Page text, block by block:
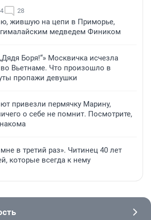
28
жившую на цепи в Приморье,
медведем Фиником
Боря!“» Москвичка исчезла
Вьетнаме. Что произошло в
пропажи девушки
привезли пермячку Марину,
о себе не помнит. Посмотрите,
в третий раз». Читинец 40 лет
которые всегда к нему